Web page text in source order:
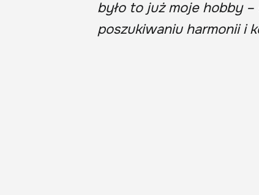
było to już moje hobby –
poszukiwaniu harmonii i